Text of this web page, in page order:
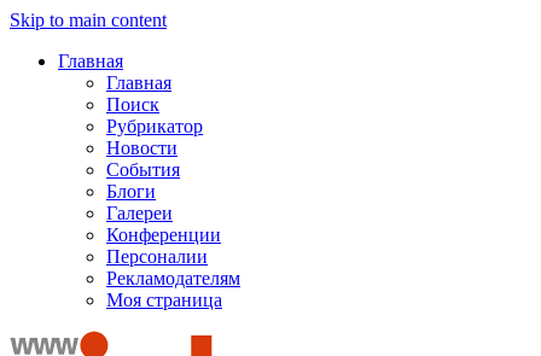
Skip to main content
Главная
Главная
Поиск
Рубрикатор
Новости
События
Блоги
Галереи
Конференции
Персоналии
Рекламодателям
Моя страница